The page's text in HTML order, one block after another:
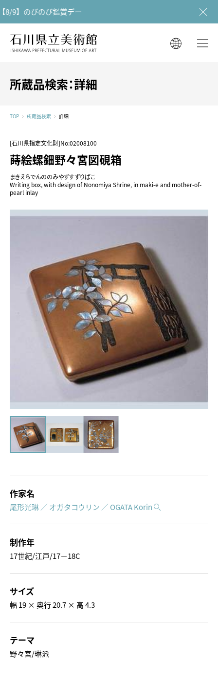
9】のびのび鑑賞デー
所蔵品検索：詳細
TOP 所蔵品検索 詳細
[石川県指定文化財]No:02008100
蒔絵螺鈿野々宮図硯箱
まきえらでんののみやずすずりばこ
Writing box, with design of Nonomiya Shrine, in maki-e and mother-of-
pearl inlay
作家名
尾形光琳 ／ オガタコウリン ／ OGATA Korin
制作年
17世紀/江戸/17－18C
サイズ
幅 19 × 奥行 20.7 × 高 4.3
テーマ
野々宮/琳派
画像利用について
オンラインポリシー
石川県文化財保存修復工房
繁體中文